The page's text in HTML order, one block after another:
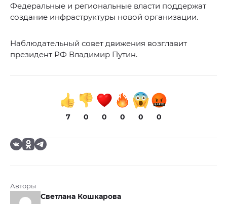
Федеральные и региональные власти поддержат
создание инфраструктуры новой организации.
Наблюдательный совет движения возглавит
президент РФ Владимир Путин.
7 0 0 0 0 0
Авторы
Светлана Кошкарова